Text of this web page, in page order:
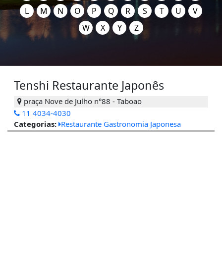
L
M N O P Q R S T U
V
W
X Y Z
Tenshi Restaurante Japonês
praça Nove de Julho n°88 - Taboao
11 4034-4030
Categorias: Restaurante Gastronomia Japonesa